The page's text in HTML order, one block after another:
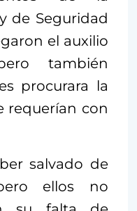
de Seguridad
el auxilio
también
procurara la
requerían con
salvado de
ellos no